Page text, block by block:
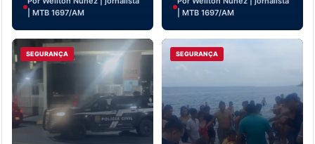
| MTB 1697/AM
| MTB 1697/AM
SEGURANÇA SEGURANÇA